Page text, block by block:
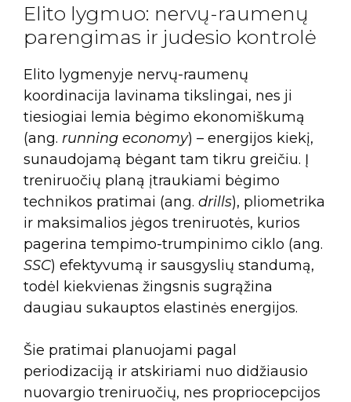
Elito lygmuo: nervų-raumenų
parengimas ir judesio kontrolė
Elito lygmenyje nervų-raumenų
koordinacija lavinama tikslingai, nes ji
tiesiogiai lemia bėgimo ekonomiškumą
(ang. running economy) – energijos kiekį,
sunaudojamą bėgant tam tikru greičiu. Į
treniruočių planą įtraukiami bėgimo
technikos pratimai (ang. drills), pliometrika
ir maksimalios jėgos treniruotės, kurios
pagerina tempimo-trumpinimo ciklo (ang.
SSC) efektyvumą ir sausgyslių standumą,
todėl kiekvienas žingsnis sugrąžina
daugiau sukauptos elastinės energijos.
Šie pratimai planuojami pagal
periodizaciją ir atskiriami nuo didžiausio
nuovargio treniruočių, nes propriocepcijos